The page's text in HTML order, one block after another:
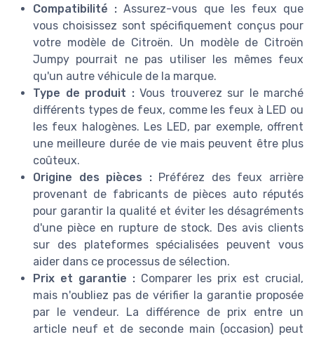
Compatibilité : Assurez-vous que les feux que
vous choisissez sont spécifiquement conçus pour
votre modèle de Citroën. Un modèle de Citroën
Jumpy pourrait ne pas utiliser les mêmes feux
qu'un autre véhicule de la marque.
Type de produit :Vous trouverez sur le marché
différents types de feux, comme les feux à LED ou
les feux halogènes. Les LED, par exemple, offrent
une meilleure durée de vie mais peuvent être plus
coûteux.
Origine des pièces :Préférez des feux arrière
provenant de fabricants de pièces auto réputés
pour garantir la qualité et éviter les désagréments
d'une pièce en rupture de stock. Des avis clients
sur des plateformes spécialisées peuvent vous
aider dans ce processus de sélection.
Prix et garantie :Comparer les prix est crucial,
mais n'oubliez pas de vérifier la garantie proposée
par le vendeur. La différence de prix entre un
article neuf et de seconde main (occasion) peut